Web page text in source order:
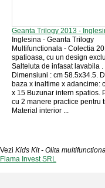
Geanta Trilogy 2013 -
Inglesina - Geanta Trilogy
Multifunctionala - Colectia
spatioasa, cu un design
Salteluta de infasat lavabila .
Dimensiuni : cm 58.5x34.5.
baza x inaltime x adancime:
x 15 Buzunar intern spatios.
cu 2 manere practice pentru
Material interior ...
Vezi Kids Kit - Olita
Flama Invest SRL